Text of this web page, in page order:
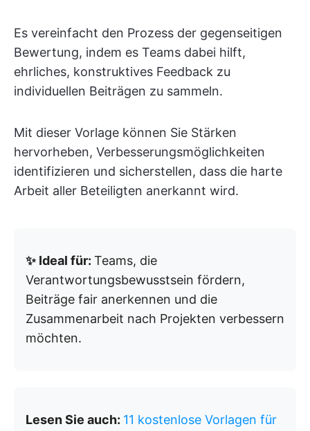
Es vereinfacht den Prozess der gegenseitigen
Bewertung, indem es Teams dabei hilft,
ehrliches, konstruktives Feedback zu
individuellen Beiträgen zu sammeln.
Mit dieser Vorlage können Sie Stärken
hervorheben, Verbesserungsmöglichkeiten
identifizieren und sicherstellen, dass die harte
Arbeit aller Beteiligten anerkannt wird.
✨ Ideal für: Teams, die
Verantwortungsbewusstsein fördern,
Beiträge fair anerkennen und die
Zusammenarbeit nach Projekten verbessern
möchten.
Lesen Sie auch: 11 kostenlose Vorlagen für